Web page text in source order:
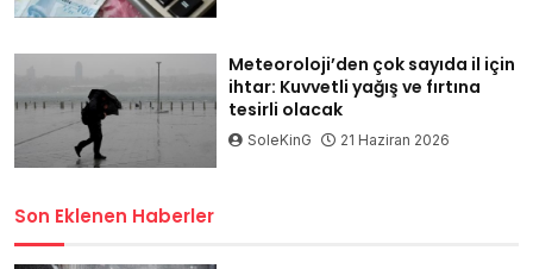
Meteoroloji’den çok sayıda il için
ihtar: Kuvvetli yağış ve fırtına
tesirli olacak
SoleKinG 21 Haziran 2026
Son Eklenen Haberler